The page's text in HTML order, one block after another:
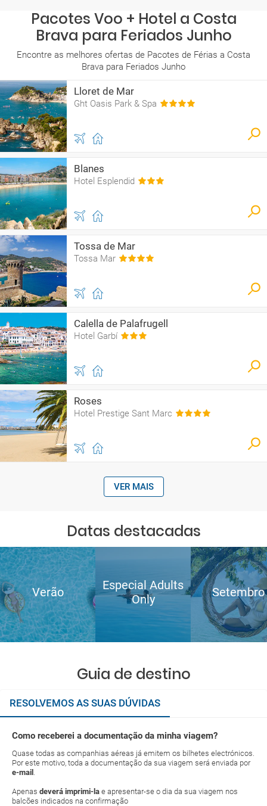
Pacotes Voo + Hotel a Costa
Brava para Feriados Junho
Encontre as melhores ofertas de Pacotes de Férias a Costa
Brava para Feriados Junho
Lloret de Mar
Ght Oasis Park & Spa
Blanes
Hotel Esplendid
Tossa de Mar
Tossa Mar
Calella de Palafrugell
Hotel Garbí
Roses
Hotel Prestige Sant Marc
VER MAIS
Datas destacadas
Verão
Especial Adults
Only
Setembro
Guia de destino
RESOLVEMOS AS SUAS DÚVIDAS
Como receberei a documentação da minha viagem?
Quase todas as companhias aéreas já emitem os bilhetes electrónicos.
Por este motivo, toda a documentação da sua viagem será enviada por
e-mail .
Apenas deverá imprimi-la e apresentar-se o dia da sua viagem nos
balcões indicados na confirmação